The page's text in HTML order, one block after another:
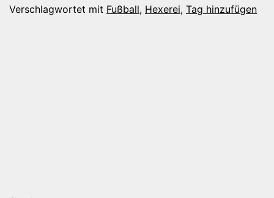
Wilden
Verschlagwortet mit Fußball, Hexerei, Tag hinzufügen